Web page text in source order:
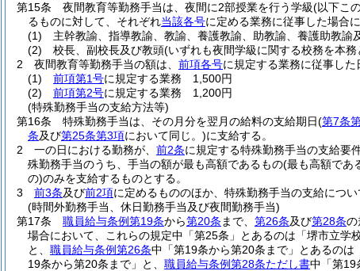
第15条
夜間教育等勤務手当は、夜間に2部授業を行う学級(以下こ
るものに対して、それぞれ当該各号に定める業務に従事した場合に
(1)
主幹教諭、指導教諭、教諭、養護教諭、助教諭、養護助教
(2)
校長、副校長及び教頭(いずれも夜間学級に関する校務を本
2
夜間教育等勤務手当の額は、 前項各号に規定する業務に従事した
(1)
前項第1号に規定する業務 1,500円
(2)
前項第2号に規定する業務 1,200円
(特殊勤務手当の支給方法等)
第16条
特殊勤務手当は、その月分を翌月の給料の支給期日(第7条
条及び第25条第3項において同じ。)に支給する。
2
一の日における勤務が、 前2条に規定する特殊勤務手当の支給要
殊勤務手当のうち、手当の額が最も高額であるもの(最も高額であ
の)のみを支給するものとする。
3
前3条及び前2項に定めるもののほか、特殊勤務手当の支給につ
(時間外勤務手当、休日勤務手当及び夜間勤務手当)
第17条
職員給与条例第19条から第20条 まで、 第26条及び第28条の
場合において、これらの規定中「第25条」とあるのは「堺市立学
と、 職員給与条例第26条中「第19条から第20条まで」とあるの
19条から第20条まで」と、 職員給与条例第28条ただし書中「第19